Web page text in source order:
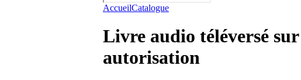
AccueilCatalogue
Livre audio téléversé
autorisation